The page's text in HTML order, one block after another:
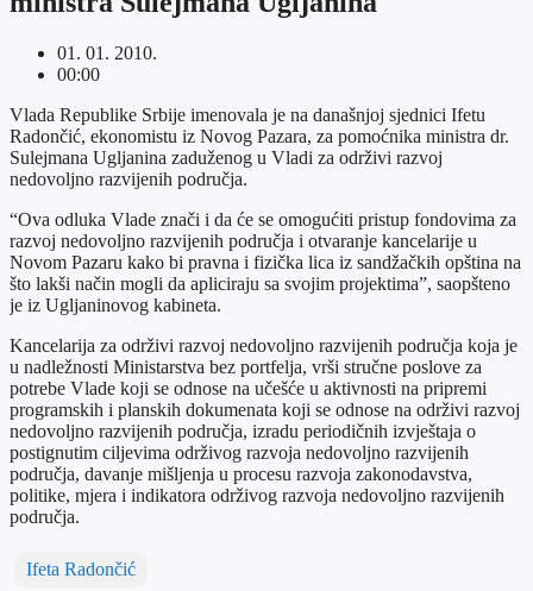
01. 01. 2010.
00:00
Vlada Republike Srbije imenovala je na današnjoj sjednici Ifetu
Radončić, ekonomistu iz Novog Pazara, za pomoćnika ministra dr.
Sulejmana Ugljanina zaduženog u Vladi za održivi razvoj
nedovoljno razvijenih područja.
“Ova odluka Vlade znači i da će se omogućiti pristup fondovima za
razvoj nedovoljno razvijenih područja i otvaranje kancelarije u
Novom Pazaru kako bi pravna i fizička lica iz sandžačkih opština na
što lakši način mogli da apliciraju sa svojim projektima”, saopšteno
je iz Ugljaninovog kabineta.
Kancelarija za održivi razvoj nedovoljno razvijenih područja koja je
u nadležnosti Ministarstva bez portfelja, vrši stručne poslove za
potrebe Vlade koji se odnose na učešće u aktivnosti na pripremi
programskih i planskih dokumenata koji se odnose na održivi razvoj
nedovoljno razvijenih područja, izradu periodičnih izvještaja o
postignutim ciljevima održivog razvoja nedovoljno razvijenih
područja, davanje mišljenja u procesu razvoja zakonodavstva,
politike, mjera i indikatora održivog razvoja nedovoljno razvijenih
područja.
Ifeta Radončić